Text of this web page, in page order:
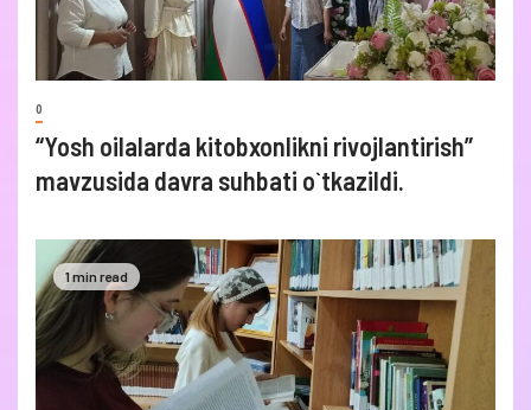
0
“Yosh oilalarda kitobxonlikni rivojlantirish”
mavzusida davra suhbati o`tkazildi.
1 min read